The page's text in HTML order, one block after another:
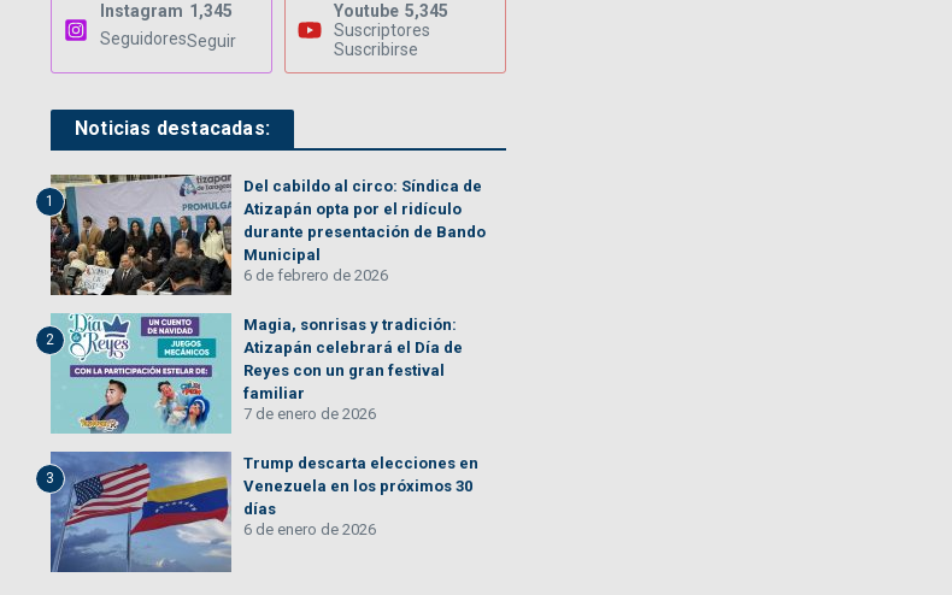
Instagram 1,345
SeguidoresSeguir
Youtube 5,345
Suscriptores
Suscribirse
Noticias destacadas:
1
Del cabildo al circo: Síndica de
Atizapán opta por el ridículo
durante presentación de Bando
Municipal
6 de febrero de 2026
2
Magia, sonrisas y tradición:
Atizapán celebrará el Día de
Reyes con un gran festival
familiar
7 de enero de 2026
3
Trump descarta elecciones en
Venezuela en los próximos 30
días
6 de enero de 2026